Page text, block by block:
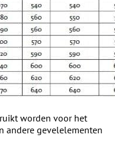
worden voor het
andere gevelelementen